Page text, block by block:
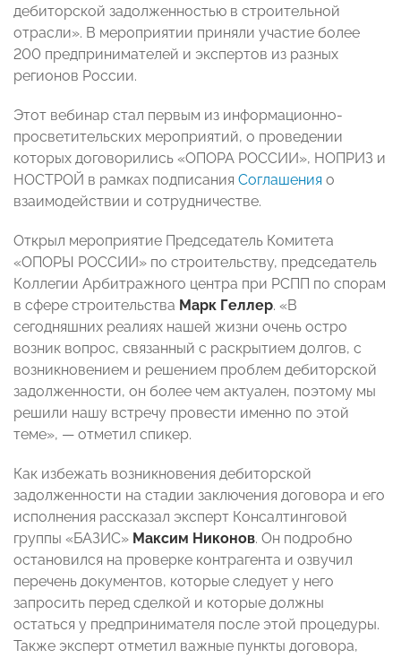
дебиторской задолженностью в строительной
отрасли». В мероприятии приняли участие более
200 предпринимателей и экспертов из разных
регионов России.
Этот вебинар стал первым из информационно-
просветительских мероприятий, о проведении
которых договорились «ОПОРА РОССИИ», НОПРИЗ и
НОСТРОЙ в рамках подписания Соглашения о
взаимодействии и сотрудничестве.
Открыл мероприятие Председатель Комитета
«ОПОРЫ РОССИИ» по строительству, председатель
Коллегии Арбитражного центра при РСПП по спорам
в сфере строительства Марк Геллер. «В
сегодняшних реалиях нашей жизни очень остро
возник вопрос, связанный с раскрытием долгов, с
возникновением и решением проблем дебиторской
задолженности, он более чем актуален, поэтому мы
решили нашу встречу провести именно по этой
теме», — отметил спикер.
Как избежать возникновения дебиторской
задолженности на стадии заключения договора и его
исполнения рассказал эксперт Консалтинговой
группы «БАЗИС» Максим Никонов. Он подробно
остановился на проверке контрагента и озвучил
перечень документов, которые следует у него
запросить перед сделкой и которые должны
остаться у предпринимателя после этой процедуры.
Также эксперт отметил важные пункты договора,